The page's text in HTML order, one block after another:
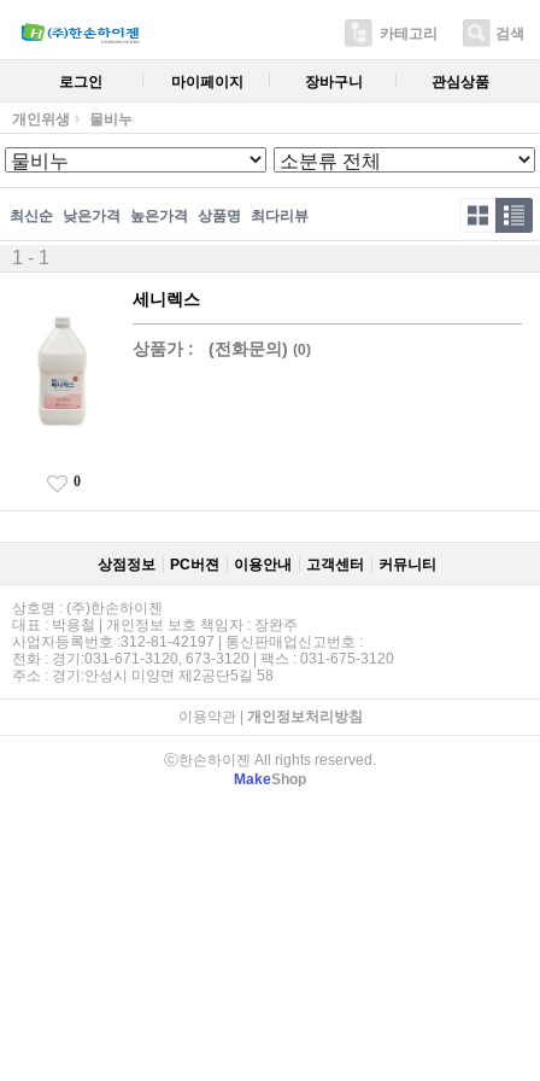
카테고리 검색
로그인 마이페이지 장바구니 관심상품
개인위생 물비누
최신순 낮은가격 높은가격 상품명 최다리뷰
1 - 1
세니렉스
상품가 : (전화문의) (0)
0
상점정보 PC버젼 이용안내 고객센터 커뮤니티
상호명 : (주)한손하이젠
대표 : 박용철 | 개인정보 보호 책임자 : 장완주
사업자등록번호 :312-81-42197 | 통신판매업신고번호 :
전화 : 경기:031-671-3120, 673-3120 | 팩스 : 031-675-3120
주소 : 경기:안성시 미양면 제2공단5길 58
이용약관| 개인정보처리방침
ⓒ한손하이젠 All rights reserved.
MakeShop